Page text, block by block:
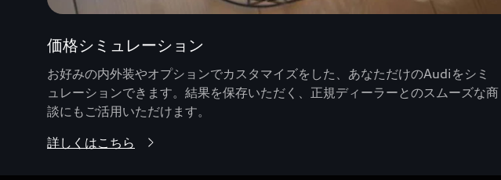
価格シミュレーション
お好みの内外装やオプションでカスタマイズをした、あなただけのAudiをシミ
ュレーションできます。結果を保存いただく、正規ディーラーとのスムーズな商
談にもご活用いただけます。
詳しくはこちら